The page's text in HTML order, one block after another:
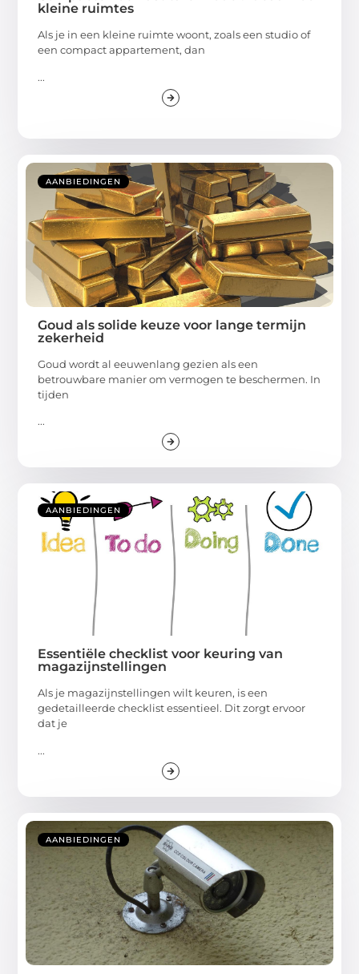
kleine ruimtes
Als je in een kleine ruimte woont, zoals een studio of
een compact appartement, dan
...
AANBIEDINGEN
Goud als solide keuze voor lange termijn
zekerheid
Goud wordt al eeuwenlang gezien als een
betrouwbare manier om vermogen te beschermen. In
tijden
...
AANBIEDINGEN
Essentiële checklist voor keuring van
magazijnstellingen
Als je magazijnstellingen wilt keuren, is een
gedetailleerde checklist essentieel. Dit zorgt ervoor
dat je
...
AANBIEDINGEN